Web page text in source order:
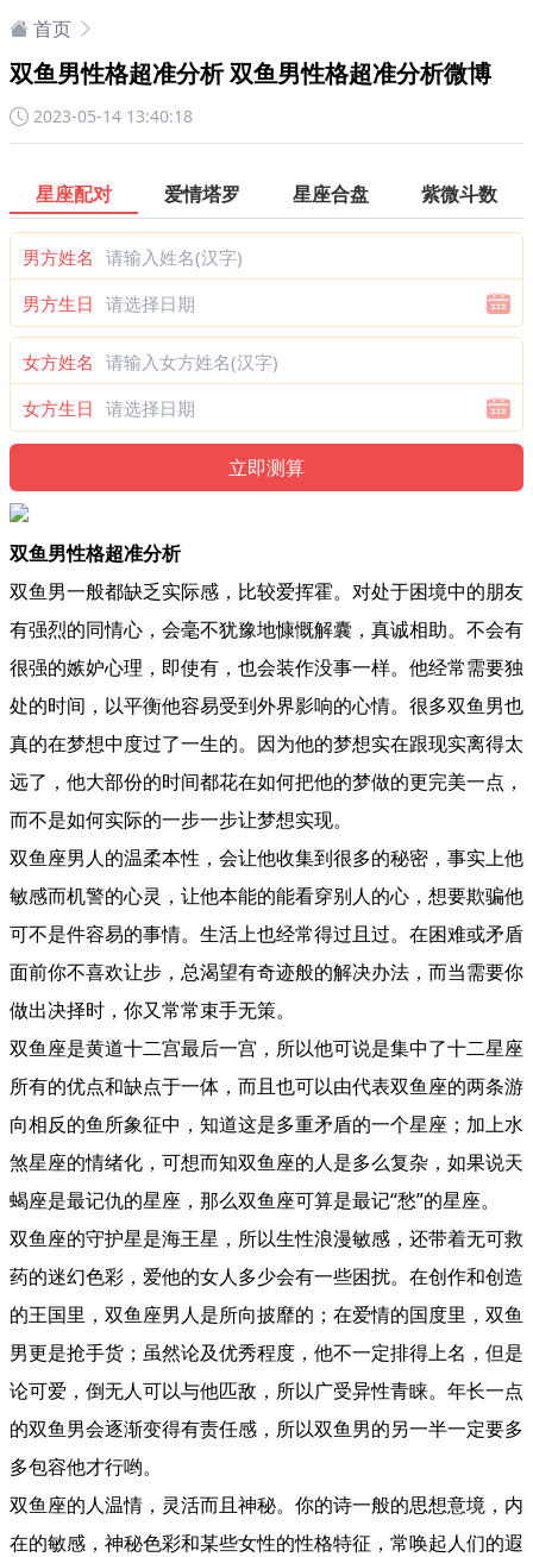
首页
双鱼男性格超准分析 双鱼男性格超准分析微博
2023-05-14 13:40:18
星座配对 爱情塔罗 星座合盘 紫微斗数
男方姓名
男方生日
女方姓名
女方生日
双鱼男性格超准分析
双鱼男一般都缺乏实际感，比较爱挥霍。对处于困境中的朋友
有强烈的同情心，会毫不犹豫地慷慨解囊，真诚相助。不会有
很强的嫉妒心理，即使有，也会装作没事一样。他经常需要独
处的时间，以平衡他容易受到外界影响的心情。很多双鱼男也
真的在梦想中度过了一生的。因为他的梦想实在跟现实离得太
远了，他大部份的时间都花在如何把他的梦做的更完美一点，
而不是如何实际的一步一步让梦想实现。
双鱼座男人的温柔本性，会让他收集到很多的秘密，事实上他
敏感而机警的心灵，让他本能的能看穿别人的心，想要欺骗他
可不是件容易的事情。生活上也经常得过且过。在困难或矛盾
面前你不喜欢让步，总渴望有奇迹般的解决办法，而当需要你
做出决择时，你又常常束手无策。
双鱼座是黄道十二宫最后一宫，所以他可说是集中了十二星座
所有的优点和缺点于一体，而且也可以由代表双鱼座的两条游
向相反的鱼所象征中，知道这是多重矛盾的一个星座；加上水
煞星座的情绪化，可想而知双鱼座的人是多么复杂，如果说天
蝎座是最记仇的星座，那么双鱼座可算是最记“愁”的星座。
双鱼座的守护星是海王星，所以生性浪漫敏感，还带着无可救
药的迷幻色彩，爱他的女人多少会有一些困扰。在创作和创造
的王国里，双鱼座男人是所向披靡的；在爱情的国度里，双鱼
男更是抢手货；虽然论及优秀程度，他不一定排得上名，但是
论可爱，倒无人可以与他匹敌，所以广受异性青睐。年长一点
的双鱼男会逐渐变得有责任感，所以双鱼男的另一半一定要多
多包容他才行哟。
双鱼座的人温情，灵活而且神秘。你的诗一般的思想意境，内
在的敏感，神秘色彩和某些女性的性格特征，常唤起人们的遐